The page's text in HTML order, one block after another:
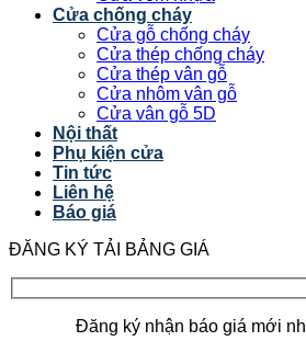
Cửa chống cháy
Cửa gỗ chống cháy
Cửa thép chống cháy
Cửa thép vân gỗ
Cửa nhôm vân gỗ
Cửa vân gỗ 5D
Nội thất
Phụ kiện cửa
Tin tức
Liên hệ
Báo giá
ĐĂNG KÝ TẢI BẢNG GIÁ
Đăng ký nhận báo giá mới